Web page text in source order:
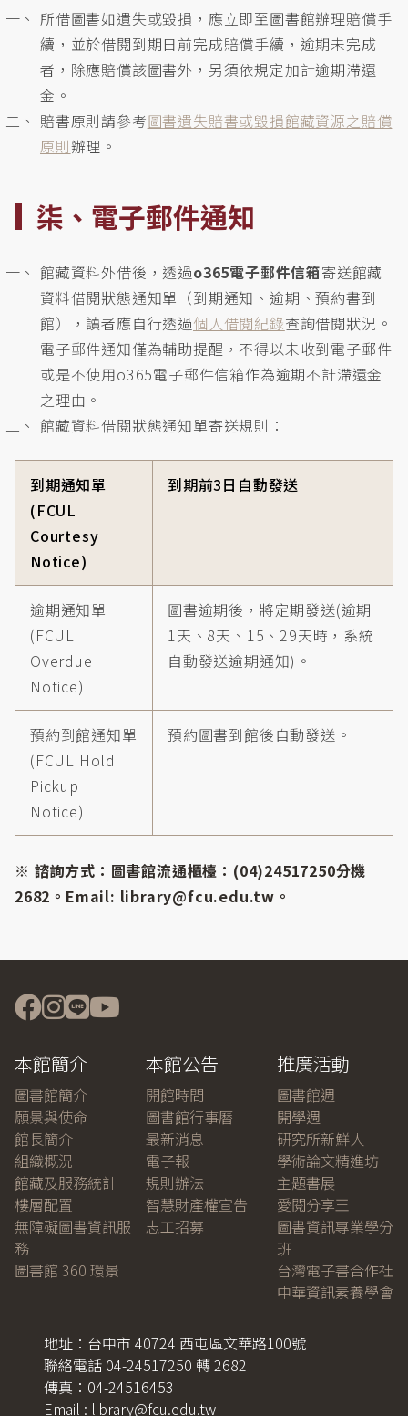
所借圖書如遺失或毀損，應立即至圖書館辦理賠償手
續，並於借閱到期日前完成賠償手續，逾期未完成
者，除應賠償該圖書外，另須依規定加計逾期滯還
金。
賠書原則請參考圖書遺失賠書或毀損館藏資源之賠償
原則辦理。
柒、電子郵件通知
館藏資料外借後，透過o365電子郵件信箱寄送館藏
資料借閱狀態通知單（到期通知、逾期、預約書到
館），讀者應自行透過個人借閱紀錄查詢借閱狀況。
電子郵件通知僅為輔助提醒，不得以未收到電子郵件
或是不使用o365電子郵件信箱作為逾期不計滯還金
之理由。
館藏資料借閱狀態通知單寄送規則：
到期通知單
(FCUL
Courtesy
Notice)
到期前3日自動發送
逾期通知單
(FCUL
Overdue
Notice)
圖書逾期後，將定期發送(逾期
1天、8天、15、29天時，系統
自動發送逾期通知)。
預約到館通知單
(FCUL Hold
Pickup
Notice)
預約圖書到館後自動發送。
※ 諮詢方式：圖書館流通櫃檯：(04)24517250分機
2682。Email: library@fcu.edu.tw。
本館簡介
圖書館簡介
願景與使命
館長簡介
組織概況
館藏及服務統計
樓層配置
無障礙圖書資訊服
務
圖書館 360 環景
本館公告
開館時間
圖書館行事曆
最新消息
電子報
規則辦法
智慧財產權宣告
志工招募
推廣活動
圖書館週
開學週
研究所新鮮人
學術論文精進坊
主題書展
愛閱分享王
圖書資訊專業學分
班
台灣電子書合作社
中華資訊素養學會
地址：台中市 40724 西屯區文華路100號
聯絡電話 04-24517250 轉 2682
傳真：04-24516453
Email : library@fcu.edu.tw